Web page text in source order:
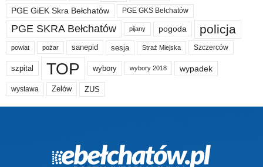
PGE GiEK Skra Bełchatów PGE GKS Bełchatów
PGE SKRA Bełchatów pijany pogoda policja
powiat pożar sanepid sesja Straż Miejska Szczerców
szpital TOP wybory wybory 2018 wypadek
wystawa Zelów ZUS